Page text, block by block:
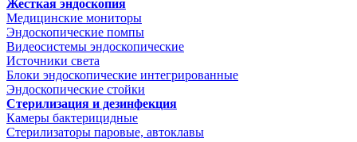
Жесткая эндоскопия
Медицинские мониторы
Эндоскопические помпы
Видеосистемы эндоскопические
Источники света
Блоки эндоскопические интегрированные
Эндоскопические стойки
Стерилизация и дезинфекция
Камеры бактерицидные
Стерилизаторы паровые, автоклавы